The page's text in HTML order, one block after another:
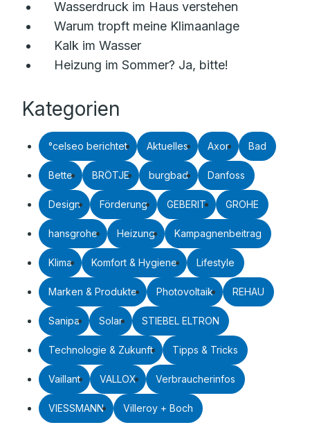
Wasserdruck im Haus verstehen
Warum tropft meine Klimaanlage
Kalk im Wasser
Heizung im Sommer? Ja, bitte!
Kategorien
°celseo berichtet Aktuelles Axor Bad
Bette BRÖTJE burgbad Danfoss
Design Förderung GEBERIT GROHE
hansgrohe Heizung Kampagnenbeitrag
Klima Komfort & Hygiene Lifestyle
Marken & Produkte Photovoltaik REHAU
Sanipa Solar STIEBEL ELTRON
Technologie & Zukunft Tipps & Tricks
Vaillant VALLOX Verbraucherinfos
VIESSMANN Villeroy + Boch